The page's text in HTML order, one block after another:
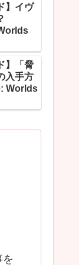
】イヴ
】「脅
入手方
Worlds